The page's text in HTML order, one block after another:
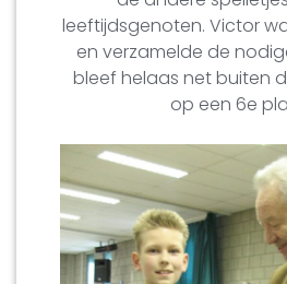
leeftijdsgenoten. Victor
en verzamelde de
bleef helaas net buiten
op een 6e